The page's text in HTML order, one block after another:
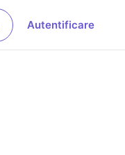
Autentificare